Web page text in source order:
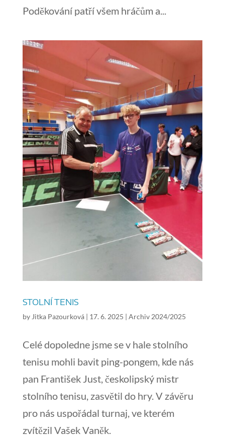
Poděkování patří všem hráčům a...
STOLNÍ TENIS
by Jitka Pazourková| 17. 6. 2025 | Archiv 2024/2025
Celé dopoledne jsme se v hale stolního
tenisu mohli bavit ping-pongem, kde nás
pan František Just, českolipský mistr
stolního tenisu, zasvětil do hry. V závěru
pro nás uspořádal turnaj, ve kterém
zvítězil Vašek Vaněk.